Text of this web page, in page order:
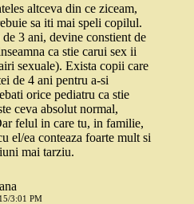
altceva din ce ziceam,
sa iti mai speli copilul.
3 ani, devine constient de
ca stie carui sex ii
sexuale). Exista copii care
de 4 ani pentru a-si
orice pediatru ca stie
ceva absolut normal,
felul in care tu, in familie,
el/ea conteaza foarte mult si
mai tarziu.
3:01 PM